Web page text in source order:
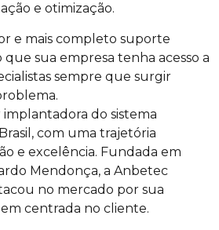
e otimização.
e mais completo suporte
sua empresa tenha acesso a
sempre que surgir
do sistema
com uma trajetória
e excelência. Fundada em
Mendonça, a Anbetec
no mercado por sua
centrada no cliente.